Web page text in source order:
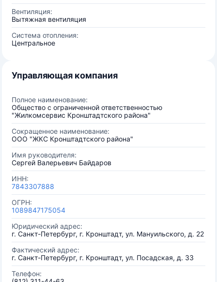
Вентиляция:
Вытяжная вентиляция
Система отопления:
Центральное
Управляющая компания
Полное наименование:
Общество с ограниченной ответственностью
"Жилкомсервис Кронштадтского района"
Сокращенное наименование:
ООО "ЖКС Кронштадтского района"
Имя руководителя:
Сергей Валерьевич Байдаров
ИНН:
7843307888
ОГРН:
1089847175054
Юридический адрес:
г. Санкт-Петербург, г. Кронштадт, ул. Мануильского, д. 22
Фактический адрес:
г. Санкт-Петербург, г. Кронштадт, ул. Посадская, д. 33
Телефон: